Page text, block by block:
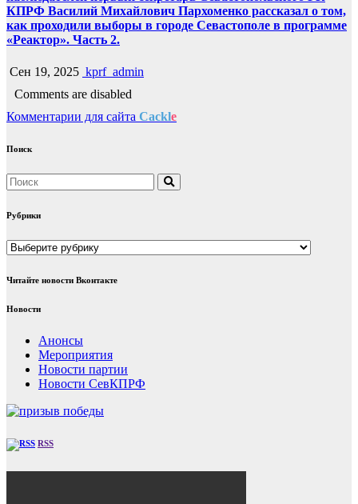
КПРФ Василий Михайлович Пархоменко рассказал о том,
как проходили выборы в городе Севастополе в программе
«Реактор». Часть 2.
Сен 19, 2025 kprf_admin
Comments are disabled
Комментарии для сайта Cackle
Поиск
Рубрики
Рубрики
Читайте новости Вконтакте
Новости
Анонсы
Мероприятия
Новости партии
Новости СевКПРФ
RSS